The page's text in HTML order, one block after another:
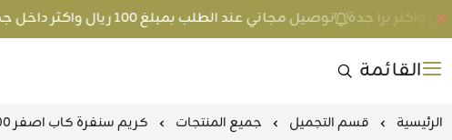
توصيل مجاني عند الطلب بمبلغ 100 ريال واكثر داخل جدة و 200 ريال واكثر برا جدة
القائمة
الرئيسية قسم التجميل جميع المنتجات كريم سنفرة كاب اصفر 500 جرام